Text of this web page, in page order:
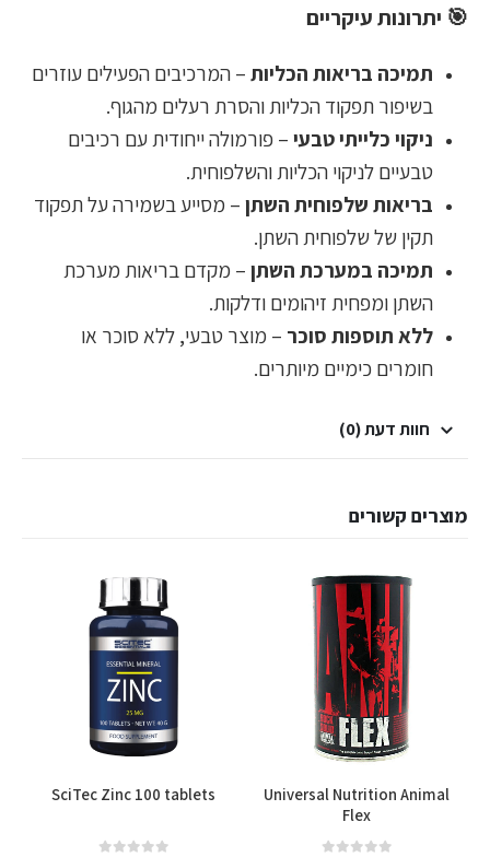
🎯 יתרונות עיקריים
תמיכה בריאות הכליות– המרכיבים הפעילים עוזרים
בשיפור תפקוד הכליות והסרת רעלים מהגוף.
ניקוי כלייתי טבעי– פורמולה ייחודית עם רכיבים
טבעיים לניקוי הכליות והשלפוחית.
בריאות שלפוחית השתן– מסייע בשמירה על תפקוד
תקין של שלפוחית השתן.
תמיכה במערכת השתן– מקדם בריאות מערכת
השתן ומפחית זיהומים ודלקות.
ללא תוספות סוכר – מוצר טבעי, ללא סוכר או
חומרים כימיים מיותרים.
חוות דעת (0)
מוצרים קשורים
Universal Nutrition Animal
Flex
SciTec Zinc 100 tablets